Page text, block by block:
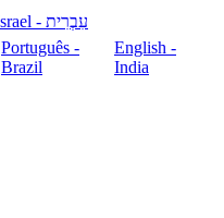
עִבְרִית - Israel
Português -
Brazil
English -
India